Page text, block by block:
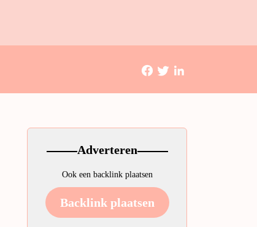
Adverteren
Ook een backlink plaatsen
Backlink plaatsen